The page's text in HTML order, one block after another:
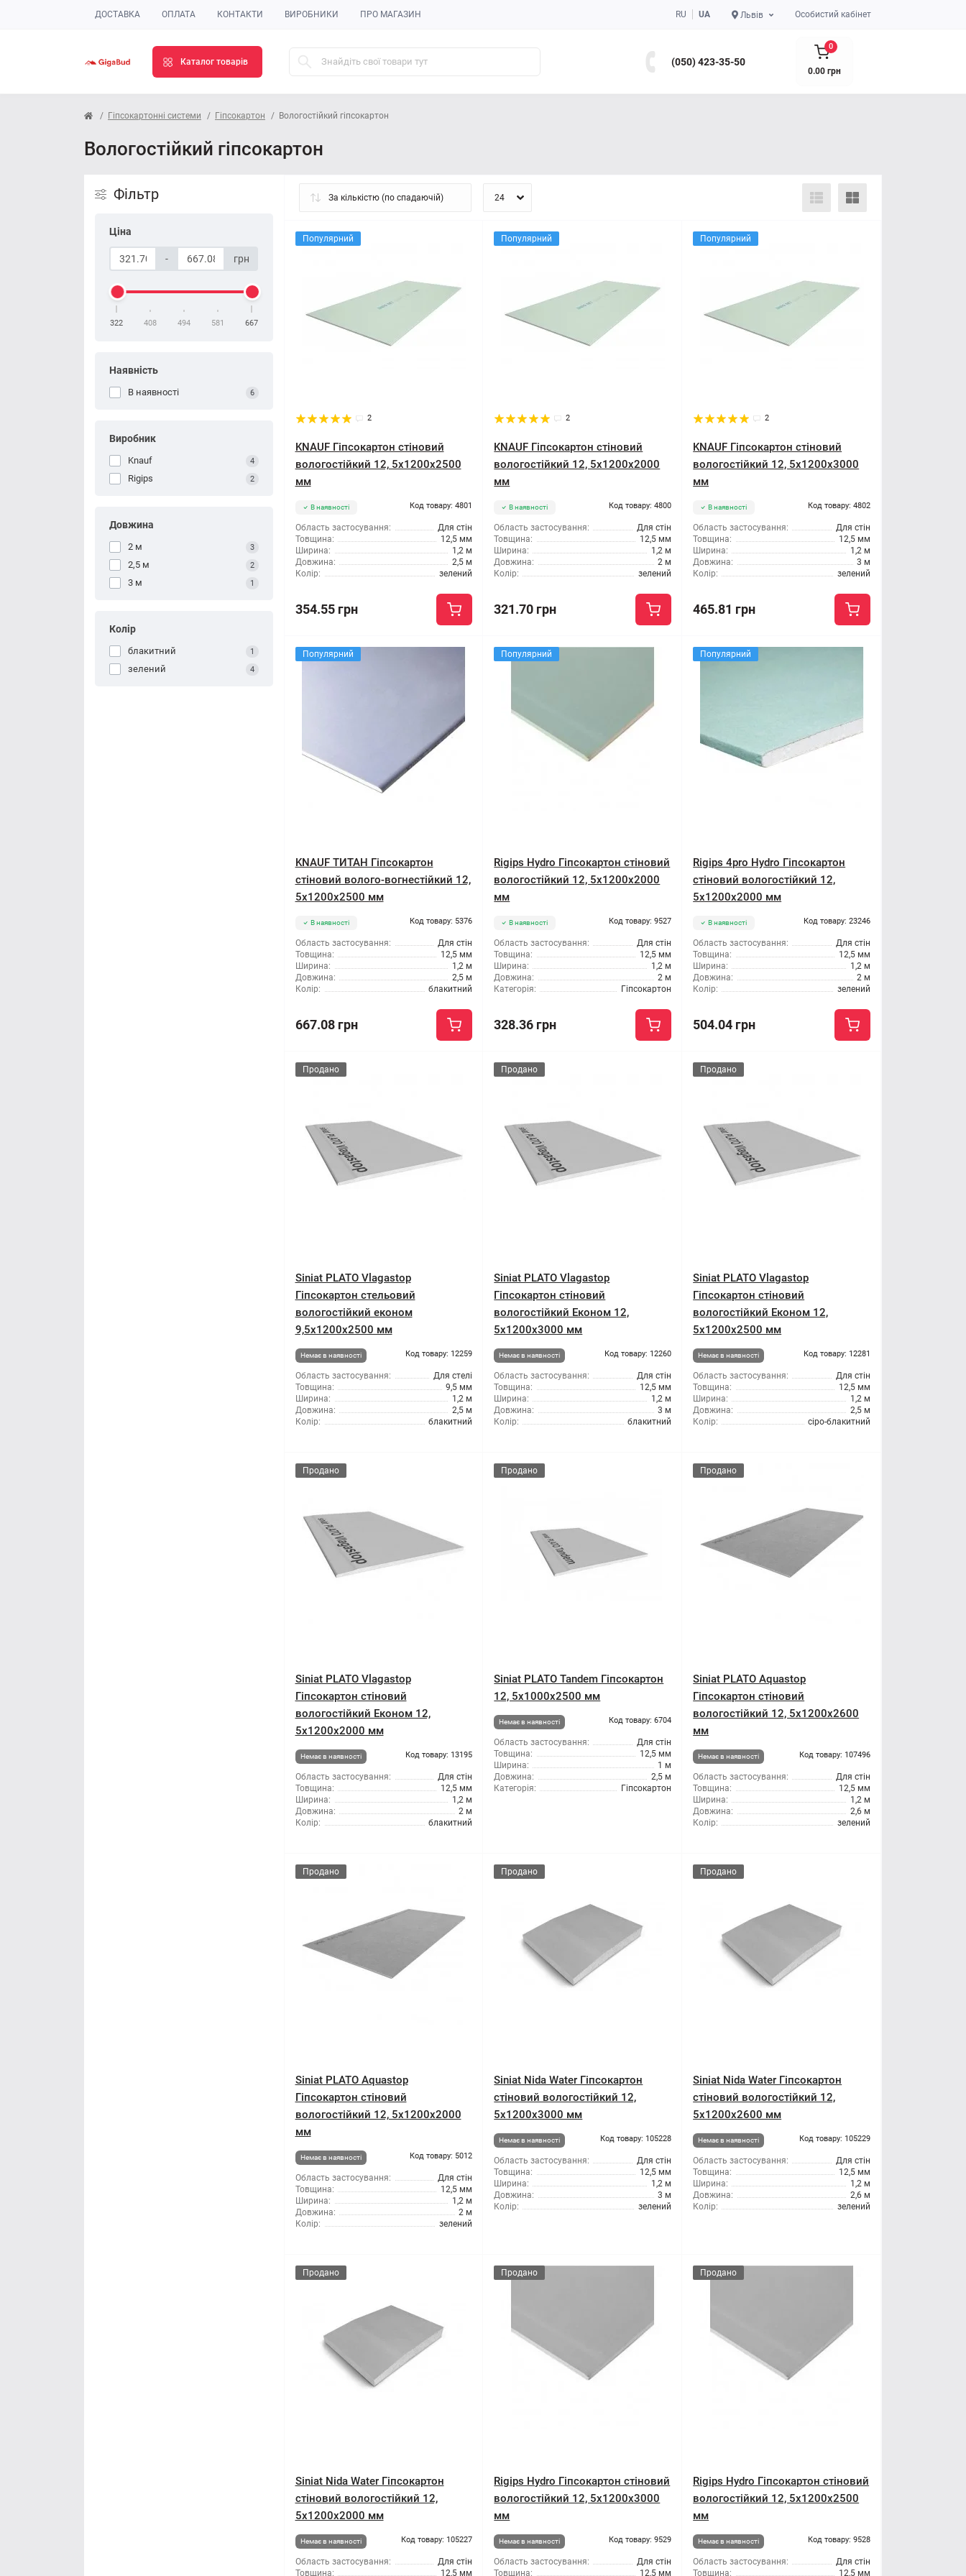
ДОСТАВКА ОПЛАТА КОНТАКТИ ВИРОБНИКИ ПРО МАГАЗИН RU UA Львів Особистий кабінет
Каталог товарів (050) 423-35-50
0
0.00 грн
Гіпсокартонні системи Гіпсокартон Вологостійкий гіпсокартон
Вологостійкий гіпсокартон
Фільтр
Ціна
- грн
322 408 494 581 667
Наявність
В наявності 6
Виробник
Knauf 4
Rigips 2
Довжина
2 м 3
2,5 м 2
3 м 1
Колір
блакитний 1
зелений 4
Популярний
2
KNAUF Гіпсокартон стіновий
вологостійкий 12, 5x1200x2500
мм
В наявності Код товару: 4801
Область застосування:
Для стін
Товщина:
12,5 мм
Ширина:
1,2 м
Довжина:
2,5 м
Колір:
зелений
354.55 грн
Популярний
2
KNAUF Гіпсокартон стіновий
вологостійкий 12, 5x1200x2000
мм
В наявності Код товару: 4800
Область застосування:
Для стін
Товщина:
12,5 мм
Ширина:
1,2 м
Довжина:
2 м
Колір:
зелений
321.70 грн
Популярний
2
KNAUF Гіпсокартон стіновий
вологостійкий 12, 5x1200x3000
мм
В наявності Код товару: 4802
Область застосування:
Для стін
Товщина:
12,5 мм
Ширина:
1,2 м
Довжина:
3 м
Колір:
зелений
465.81 грн
Популярний
KNAUF ТИТАН Гіпсокартон
стіновий волого-вогнестійкий 12,
5x1200x2500 мм
В наявності Код товару: 5376
Область застосування:
Для стін
Товщина:
12,5 мм
Ширина:
1,2 м
Довжина:
2,5 м
Колір:
блакитний
667.08 грн
Популярний
Rigips Hydro Гіпсокартон стіновий
вологостійкий 12, 5x1200x2000
мм
В наявності Код товару: 9527
Область застосування:
Для стін
Товщина:
12,5 мм
Ширина:
1,2 м
Довжина:
2 м
Категорія:
Гіпсокартон
328.36 грн
Популярний
Rigips 4pro Hydro Гіпсокартон
стіновий вологостійкий 12,
5x1200x2000 мм
В наявності Код товару: 23246
Область застосування:
Для стін
Товщина:
12,5 мм
Ширина:
1,2 м
Довжина:
2 м
Колір:
зелений
504.04 грн
Продано
Siniat PLATO Vlagastop
Гіпсокартон стельовий
вологостійкий економ
9,5x1200x2500 мм
Немає в наявності Код товару: 12259
Область застосування:
Для стелі
Товщина:
9,5 мм
Ширина:
1,2 м
Довжина:
2,5 м
Колір:
блакитний
Продано
Siniat PLATO Vlagastop
Гіпсокартон стіновий
вологостійкий Економ 12,
5x1200x3000 мм
Немає в наявності Код товару: 12260
Область застосування:
Для стін
Товщина:
12,5 мм
Ширина:
1,2 м
Довжина:
3 м
Колір:
блакитний
Продано
Siniat PLATO Vlagastop
Гіпсокартон стіновий
вологостійкий Економ 12,
5x1200x2500 мм
Немає в наявності Код товару: 12281
Область застосування:
Для стін
Товщина:
12,5 мм
Ширина:
1,2 м
Довжина:
2,5 м
Колір:
сіро-блакитний
Продано
Siniat PLATO Vlagastop
Гіпсокартон стіновий
вологостійкий Економ 12,
5x1200x2000 мм
Немає в наявності Код товару: 13195
Область застосування:
Для стін
Товщина:
12,5 мм
Ширина:
1,2 м
Довжина:
2 м
Колір:
блакитний
Продано
Siniat PLATO Tandem Гіпсокартон
12, 5x1000x2500 мм
Немає в наявності Код товару: 6704
Область застосування:
Для стін
Товщина:
12,5 мм
Ширина:
1 м
Довжина:
2,5 м
Категорія:
Гіпсокартон
Продано
Siniat PLATO Aquastop
Гіпсокартон стіновий
вологостійкий 12, 5x1200x2600
мм
Немає в наявності Код товару: 107496
Область застосування:
Для стін
Товщина:
12,5 мм
Ширина:
1,2 м
Довжина:
2,6 м
Колір:
зелений
Продано
Siniat PLATO Aquastop
Гіпсокартон стіновий
вологостійкий 12, 5x1200x2000
мм
Немає в наявності Код товару: 5012
Область застосування:
Для стін
Товщина:
12,5 мм
Ширина:
1,2 м
Довжина:
2 м
Колір:
зелений
Продано
Siniat Nida Water Гіпсокартон
стіновий вологостійкий 12,
5x1200x3000 мм
Немає в наявності Код товару: 105228
Область застосування:
Для стін
Товщина:
12,5 мм
Ширина:
1,2 м
Довжина:
3 м
Колір:
зелений
Продано
Siniat Nida Water Гіпсокартон
стіновий вологостійкий 12,
5x1200x2600 мм
Немає в наявності Код товару: 105229
Область застосування:
Для стін
Товщина:
12,5 мм
Ширина:
1,2 м
Довжина:
2,6 м
Колір:
зелений
Продано
Siniat Nida Water Гіпсокартон
стіновий вологостійкий 12,
5x1200x2000 мм
Немає в наявності Код товару: 105227
Область застосування:
Для стін
Товщина:
12,5 мм
Продано
Rigips Hydro Гіпсокартон стіновий
вологостійкий 12, 5x1200x3000
мм
Немає в наявності Код товару: 9529
Область застосування:
Для стін
Товщина:
12,5 мм
Продано
Rigips Hydro Гіпсокартон стіновий
вологостійкий 12, 5x1200x2500
мм
Немає в наявності Код товару: 9528
Область застосування:
Для стін
Товщина:
12,5 мм